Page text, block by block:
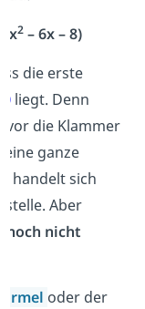
2– 6x – 8)
die erste
0 liegt. Denn
vor die Klammer
ganze
handelt sich
Aber
noch nicht
oder der